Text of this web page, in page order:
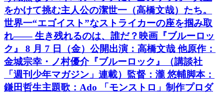
をかけて挑む主人公の潔世一（高橋文哉）たち。
世界一“エゴイスト”なストライカーの座を掴み取
れ―― 生き残れるのは、誰だ？映画『ブルーロッ
ク』 8 月 7 日（金）公開出演：高橋文哉 他原作：
金城宗幸・ノ村優介『ブルーロック』（講談社
「週刊少年マガジン」連載）監督：瀧 悠輔脚本：
鎌田哲生主題歌：Ado 「モンストロ」制作プロダ